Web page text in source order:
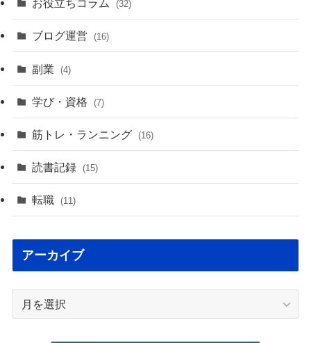
お役立ちコラム (32)
ブログ運営 (16)
副業 (4)
学び・資格 (7)
筋トレ・ランニング (16)
読書記録 (15)
転職 (11)
アーカイブ